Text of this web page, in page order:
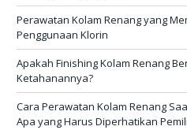
Perawatan Kolam Renang yang
Penggunaan Klorin
Apakah Finishing Kolam Renang
Ketahanannya?
Cara Perawatan Kolam Renang
Apa yang Harus Diperhatikan